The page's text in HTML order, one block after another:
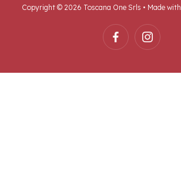
Copyright © 2026 Toscana One Srls • Made with